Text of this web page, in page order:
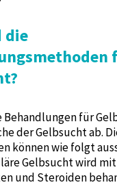
die
Behandlungen für
der Gelbsucht ab.
können wie folgt
Gelbsucht wird
und Steroiden